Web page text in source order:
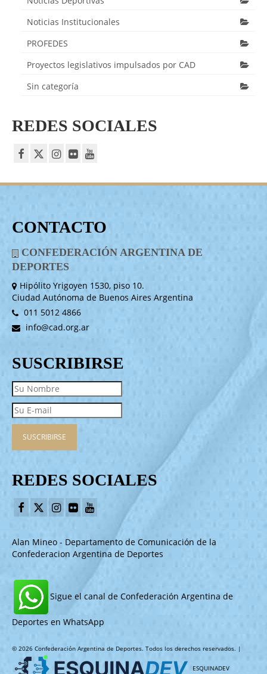
Noticias Institucionales
PROFEDES
Proyectos legislativos impulsados por CAD
Sin categoría
REDES SOCIALES
CONTACTO
CONFEDERACIÓN ARGENTINA DE
DEPORTES
Hipólito Yrigoyen 1530, piso 10.
Ciudad Autónoma de Buenos Aires Argentina
011 5012 4866
info@cad.org.ar
SUSCRIBIRSE
REDES SOCIALES
Alan Mineo - Departamento de Comunicación de la
Confederacion Argentina de Deportes
Sigue el canal de Confederación Argentina de
Deportes en WhatsApp
© 2026 Confederación Argentina de Deportes. Todos los derechos reservados. |
ESQUINADEV